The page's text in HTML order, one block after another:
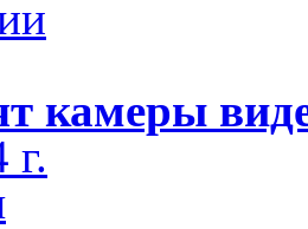
камеры
г.